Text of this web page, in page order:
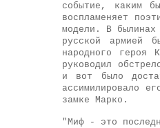
событие, каким
воспламеняет
модели. В былинах
русской армией
народного героя
руководил
и вот было
ассимилировало
замке Марко.
"Миф - это